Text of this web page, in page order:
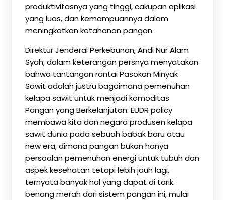
produktivitasnya yang tinggi, cakupan aplikasi
yang luas, dan kemampuannya dalam
meningkatkan ketahanan pangan.
Direktur Jenderal Perkebunan, Andi Nur Alam
Syah, dalam keterangan persnya menyatakan
bahwa tantangan rantai Pasokan Minyak
Sawit adalah justru bagaimana pemenuhan
kelapa sawit untuk menjadi komoditas
Pangan yang Berkelanjutan. EUDR policy
membawa kita dan negara produsen kelapa
sawit dunia pada sebuah babak baru atau
new era, dimana pangan bukan hanya
persoalan pemenuhan energi untuk tubuh dan
aspek kesehatan tetapi lebih jauh lagi,
ternyata banyak hal yang dapat di tarik
benang merah dari sistem pangan ini, mulai